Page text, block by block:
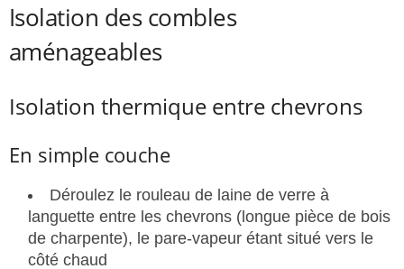
Isolation des combles
aménageables
Isolation thermique entre chevrons
En simple couche
Déroulez le rouleau de laine de verre à
languette entre les chevrons (longue pièce de bois
de charpente), le pare-vapeur étant situé vers le
côté chaud